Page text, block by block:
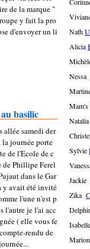
de la marque "
y fait la pro
d'envoyer un li
basilic
allée samedi der
la journée porte
de l'Ecole de c
de Phillipe Ferel
dans le Gar
y avait été invité
l'une n'est p
l'autre je l'ai acc
( elle vous fe
rendu de
Nath
Alicia
Nessa
Mam's
Natalia
Sylvie
Jackie
Zika
Isabelle
Marion